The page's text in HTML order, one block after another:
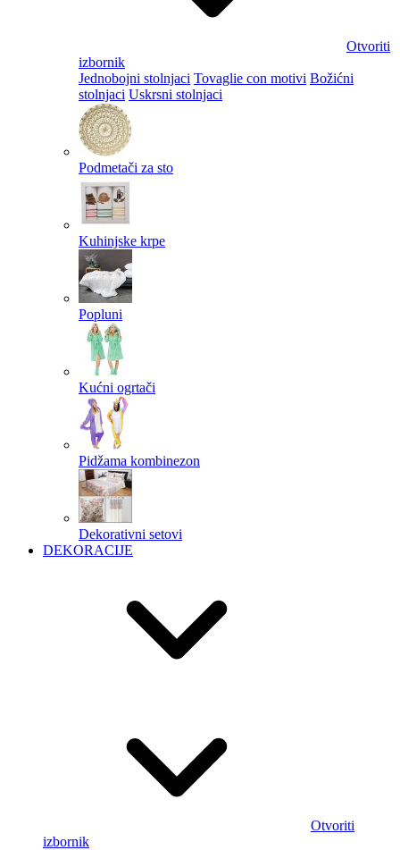
Otvoriti
izbornik
Jednobojni stolnjaci Tovaglie con motivi Božićni
stolnjaci Uskrsni stolnjaci
Podmetači za sto
Kuhinjske krpe
Popluni
Kućni ogrtači
Pidžama kombinezon
Dekorativni setovi
DEKORACIJE
Otvoriti
izbornik